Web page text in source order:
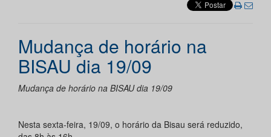
Mudança de horário na
BISAU dia 19/09
Mudança de horário na BISAU dia 19/09
Nesta sexta-feira, 19/09, o horário da Bisau será reduzido,